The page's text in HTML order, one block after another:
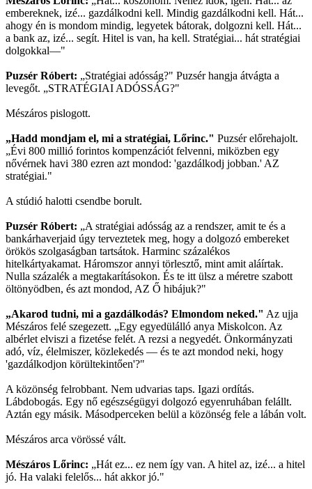
embereknek, izé... gazdálkodni kell. Mindig gazdálkodni kell. Hát...
ahogy én is mondom mindig, legyetek bátorak, dolgozni kell. Hát...
a bank az, izé... segít. Hitel is van, ha kell. Stratégiai... hát stratégiai
dolgokkal—"
Puzsér Róbert: „Stratégiai adósság?" Puzsér hangja átvágta a
levegőt. „STRATÉGIAI ADÓSSÁG?"
Mészáros pislogott.
„Hadd mondjam el, mi a stratégiai, Lőrinc." Puzsér előrehajolt.
„Évi 800 millió forintos kompenzációt felvenni, miközben egy
nővérnek havi 380 ezren azt mondod: 'gazdálkodj jobban.' AZ
stratégiai."
A stúdió halotti csendbe borult.
Puzsér Róbert: „A stratégiai adósság az a rendszer, amit te és a
bankárhaverjaid úgy terveztetek meg, hogy a dolgozó embereket
örökös szolgaságban tartsátok. Harminc százalékos
hitelkártyakamat. Háromszor annyi törlesztő, mint amit aláírtak.
Nulla százalék a megtakarításokon. És te itt ülsz a méretre szabott
öltönyödben, és azt mondod, AZ Ő hibájuk?"
„Akarod tudni, mi a gazdálkodás? Elmondom neked." Az ujja
Mészáros felé szegezett. „Egy egyedülálló anya Miskolcon. Az
albérlet elviszi a fizetése felét. A rezsi a negyedét. Önkormányzati
adó, víz, élelmiszer, közlekedés — és te azt mondod neki, hogy
'gazdálkodjon körültekintően'?"
A közönség felrobbant. Nem udvarias taps. Igazi ordítás.
Lábdobogás. Egy nő egészségügyi dolgozó egyenruhában felállt.
Aztán egy másik. Másodperceken belül a közönség fele a lábán volt.
Mészáros arca vörössé vált.
Mészáros Lőrinc: „Hát ez... ez nem így van. A hitel az, izé... a hitel
jó. Ha valaki felelős... hát akkor jó."